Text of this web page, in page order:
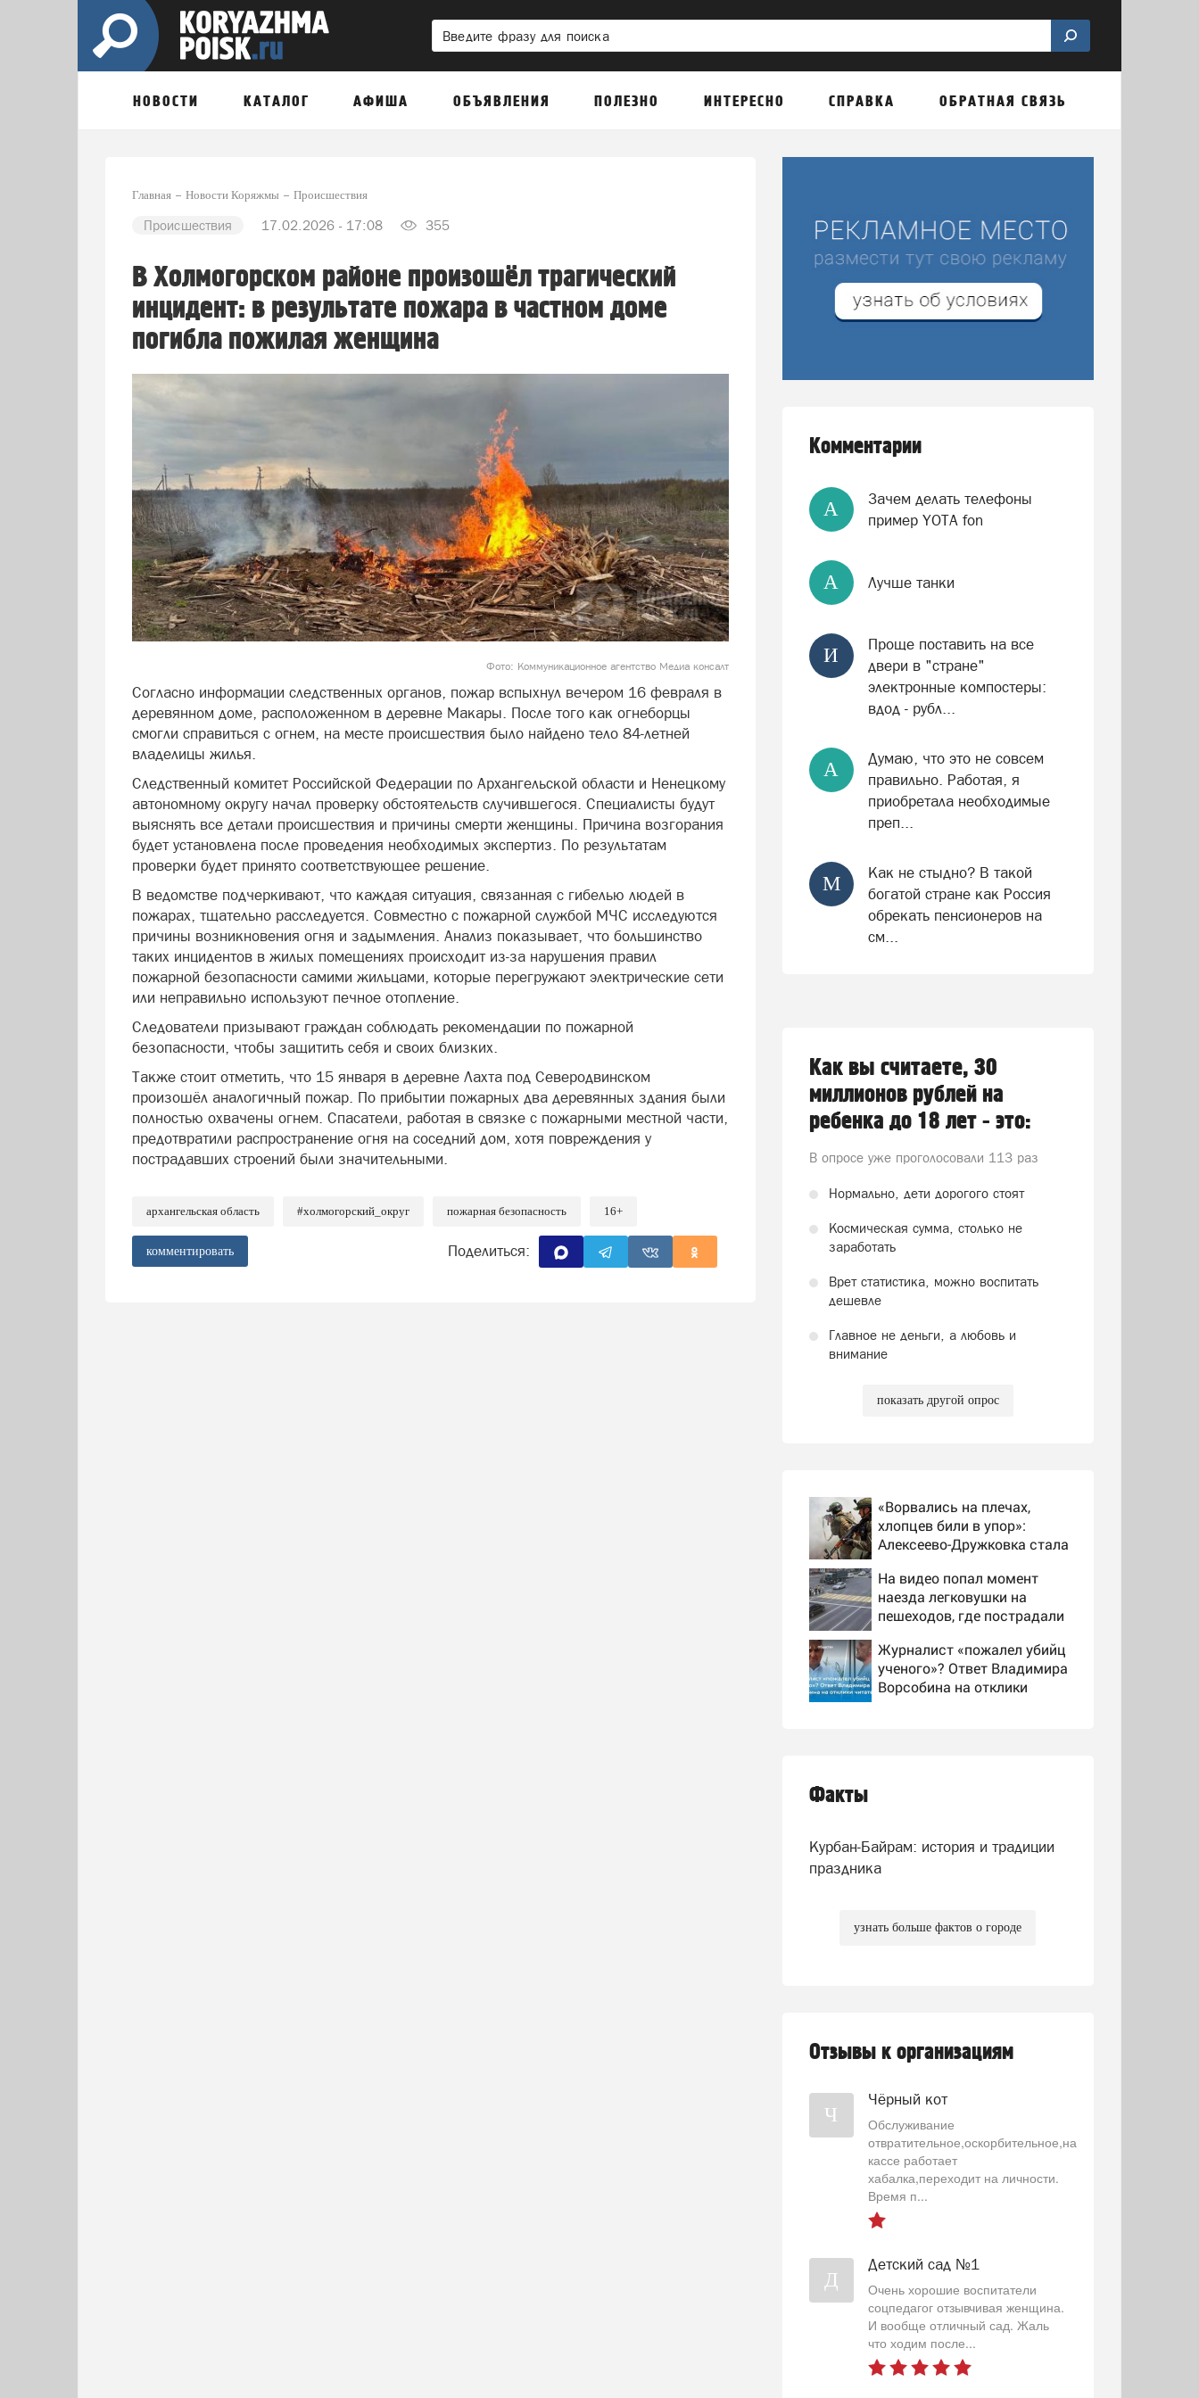
НОВОСТИ КАТАЛОГ АФИША ОБЪЯВЛЕНИЯ ПОЛЕЗНО ИНТЕРЕСНО СПРАВКА ОБРАТНАЯ СВЯЗЬ
Главная Новости Коряжмы Происшествия
Происшествия 17.02.2026 - 17:08 355
В Холмогорском районе произошёл трагический
инцидент: в результате пожара в частном доме
погибла пожилая женщина
Фото: Коммуникационное агентство Медиа консалт
Согласно информации следственных органов, пожар вспыхнул вечером 16 февраля в
деревянном доме, расположенном в деревне Макары. После того как огнеборцы
смогли справиться с огнем, на месте происшествия было найдено тело 84-летней
владелицы жилья.
Следственный комитет Российской Федерации по Архангельской области и Ненецкому
автономному округу начал проверку обстоятельств случившегося. Специалисты будут
выяснять все детали происшествия и причины смерти женщины. Причина возгорания
будет установлена после проведения необходимых экспертиз. По результатам
проверки будет принято соответствующее решение.
В ведомстве подчеркивают, что каждая ситуация, связанная с гибелью людей в
пожарах, тщательно расследуется. Совместно с пожарной службой МЧС исследуются
причины возникновения огня и задымления. Анализ показывает, что большинство
таких инцидентов в жилых помещениях происходит из-за нарушения правил
пожарной безопасности самими жильцами, которые перегружают электрические сети
или неправильно используют печное отопление.
Следователи призывают граждан соблюдать рекомендации по пожарной
безопасности, чтобы защитить себя и своих близких.
Также стоит отметить, что 15 января в деревне Лахта под Северодвинском
произошёл аналогичный пожар. По прибытии пожарных два деревянных здания были
полностью охвачены огнем. Спасатели, работая в связке с пожарными местной части,
предотвратили распространение огня на соседний дом, хотя повреждения у
пострадавших строений были значительными.
архангельская область #холмогорский_округ пожарная безопасность 16+
комментировать Поделиться:
Комментарии
А
Зачем делать телефоны
пример YOTA fon
А Лучше танки
И
Проще поставить на все
двери в "стране"
электронные компостеры:
вдод - рубл...
А
Думаю, что это не совсем
правильно. Работая, я
приобретала необходимые
преп...
М
Как не стыдно? В такой
богатой стране как Россия
обрекать пенсионеров на
см...
Как вы считаете, 30
миллионов рублей на
ребенка до 18 лет - это:
В опросе уже проголосовали 113 раз
Нормально, дети дорогого стоят
Космическая сумма, столько не
заработать
Врет статистика, можно воспитать
дешевле
Главное не деньги, а любовь и
внимание
показать другой опрос
«Ворвались на плечах,
хлопцев били в упор»:
Алексеево-Дружковка стала
Мадьяра»
На видео попал момент
наезда легковушки на
пешеходов, где пострадали
06/08/2026 – Новости
Журналист «пожалел убийц
ученого»? Ответ Владимира
Ворсобина на отклики
службы
Факты
Курбан-Байрам: история и традиции
праздника
узнать больше фактов о городе
Отзывы к организациям
Ч
Чёрный кот
Обслуживание
отвратительное,оскорбительное,на
кассе работает
хабалка,переходит на личности.
Время п...
Д
Детский сад №1
Очень хорошие воспитатели
соцпедагог отзывчивая женщина.
И вообще отличный сад. Жаль
что ходим после...